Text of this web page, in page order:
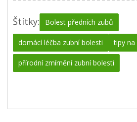
Štítky: Bolest předních zubů
domácí léčba zubní bolesti tipy na
přírodní zmírnění zubní bolesti